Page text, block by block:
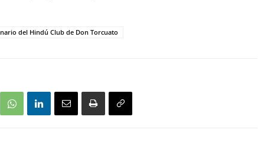
del Hindú Club de Don Torcuato